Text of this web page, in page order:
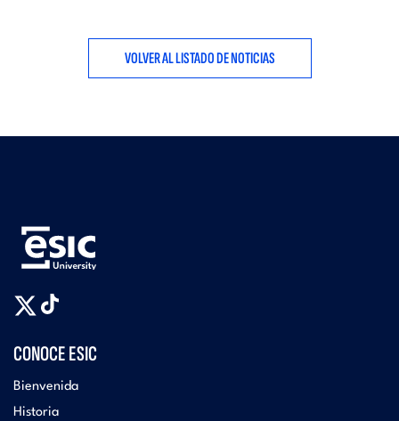
VOLVER AL LISTADO DE NOTICIAS
CONOCE ESIC
Bienvenida
Historia